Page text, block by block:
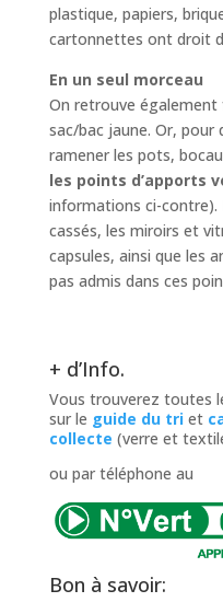
plastique, papiers,
cartonnettes ont droit
En un seul morceau
On retrouve également
sac/bac jaune. Or, pour
ramener les pots,
les points d’apports
informations ci-contre).
cassés, les miroirs et
capsules, ainsi que les
pas admis dans ces
+ d’Info.
Vous trouverez toutes
sur le guide du tri et
collecte (verre et
ou par téléphone au
Bon à savoir: